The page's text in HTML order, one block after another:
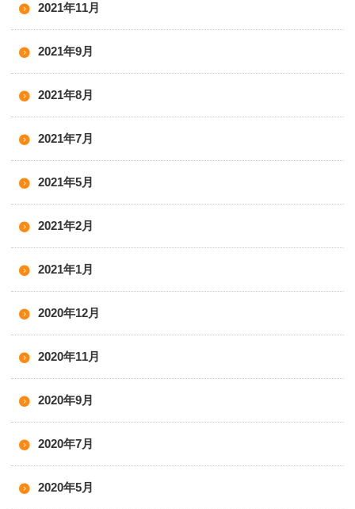
2021年11月
2021年9月
2021年8月
2021年7月
2021年5月
2021年2月
2021年1月
2020年12月
2020年11月
2020年9月
2020年7月
2020年5月